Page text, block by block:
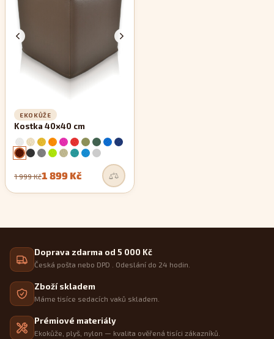
zachovávají si své rovné linie.
EKOKŮŽE
Kostka 40x40 cm
1 999 Kč1 899 Kč
Doprava zdarma od 5 000 Kč
Česká pošta nebo DPD . Odeslání do 24 hodin.
Zboží skladem
Máme tisíce sedacích vaků skladem.
Prémiové materiály
Ekokůže, plyš, nylon — kvalita ověřená tisíci zákazníků.